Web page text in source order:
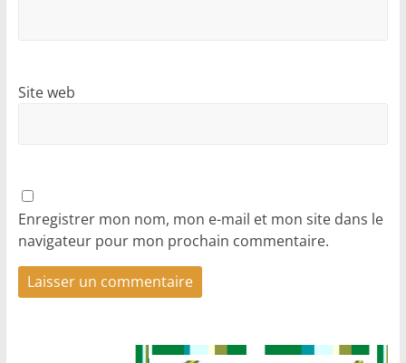
Site web
Enregistrer mon nom, mon e-mail et mon site dans le
navigateur pour mon prochain commentaire.